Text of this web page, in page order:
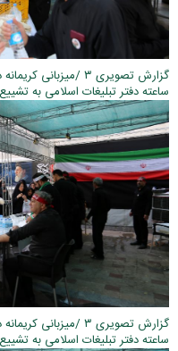
ساعته دفتر تبلیغات اسلامی به
ساعته دفتر تبلیغات اسلامی به